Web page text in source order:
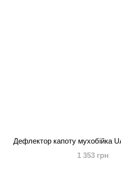
Дефлектор капоту мухобійка
1 353 грн